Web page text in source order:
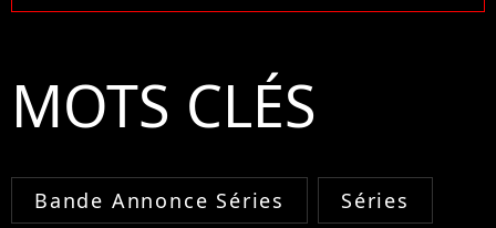
MOTS CLÉS
Bande Annonce Séries Séries